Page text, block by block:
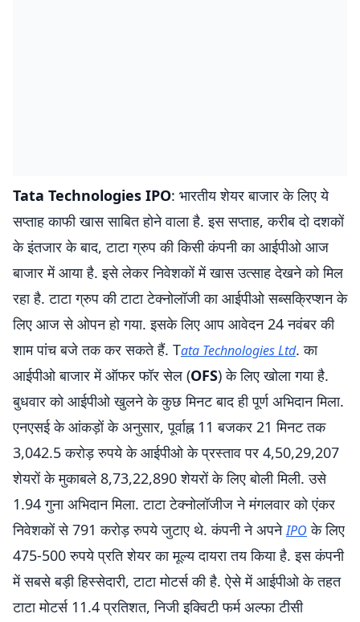
Tata Technologies IPO: भारतीय शेयर बाजार के लिए ये
सप्ताह काफी खास साबित होने वाला है. इस सप्ताह, करीब दो दशकों
के इंतजार के बाद, टाटा ग्रुप की किसी कंपनी का आईपीओ आज
बाजार में आया है. इसे लेकर निवेशकों में खास उत्साह देखने को मिल
रहा है. टाटा ग्रुप की टाटा टेक्नोलॉजी का आईपीओ सब्सक्रिप्शन के
लिए आज से ओपन हो गया. इसके लिए आप आवेदन 24 नवंबर की
शाम पांच बजे तक कर सकते हैं. Tata Technologies Ltd. का
आईपीओ बाजार में ऑफर फॉर सेल (OFS) के लिए खोला गया है.
बुधवार को आईपीओ खुलने के कुछ मिनट बाद ही पूर्ण अभिदान मिला.
एनएसई के आंकड़ों के अनुसार, पूर्वाह्न 11 बजकर 21 मिनट तक
3,042.5 करोड़ रुपये के आईपीओ के प्रस्ताव पर 4,50,29,207
शेयरों के मुकाबले 8,73,22,890 शेयरों के लिए बोली मिली. उसे
1.94 गुना अभिदान मिला. टाटा टेक्नोलॉजीज ने मंगलवार को एंकर
निवेशकों से 791 करोड़ रुपये जुटाए थे. कंपनी ने अपनेIPO के लिए
475-500 रुपये प्रति शेयर का मूल्य दायरा तय किया है. इस कंपनी
में सबसे बड़ी हिस्सेदारी, टाटा मोटर्स की है. ऐसे में आईपीओ के तहत
टाटा मोटर्स 11.4 प्रतिशत, निजी इक्विटी फर्म अल्फा टीसी